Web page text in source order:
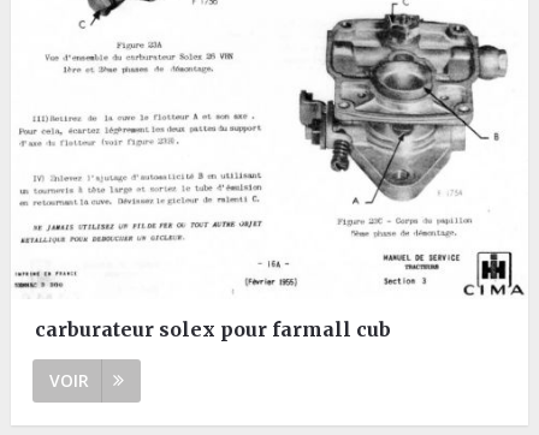
carburateur solex pour farmall cub
VOIR